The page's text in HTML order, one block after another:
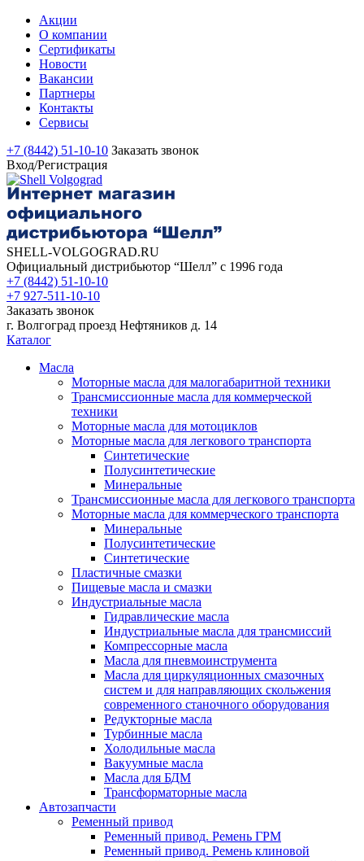
Акции
О компании
Сертификаты
Новости
Вакансии
Партнеры
Контакты
Сервисы
+7 (8442) 51-10-10 Заказать звонок
Вход/Регистрация
SHELL-VOLGOGRAD.RU
Официальный дистрибьютор “Шелл” с 1996 года
+7 (8442) 51-10-10
+7 927-511-10-10
Заказать звонок
г. Волгоград проезд Нефтяников д. 14
Каталог
Масла
Моторные масла для малогабаритной техники
Трансмиссионные масла для коммерческой
техники
Моторные масла для мотоциклов
Моторные масла для легкового транспорта
Синтетические
Полусинтетические
Минеральные
Трансмиссионные масла для легкового транспорта
Моторные масла для коммерческого транспорта
Минеральные
Полусинтетические
Синтетические
Пластичные смазки
Пищевые масла и смазки
Индустриальные масла
Гидравлические масла
Индустриальные масла для трансмиссий
Компрессорные масла
Масла для пневмоинструмента
Масла для циркуляционных смазочных
систем и для направляющих скольжения
современного станочного оборудования
Редукторные масла
Турбинные масла
Холодильные масла
Вакуумные масла
Масла для БДМ
Трансформаторные масла
Автозапчасти
Ременный привод
Ременный привод. Ремень ГРМ
Ременный привод. Ремень клиновой